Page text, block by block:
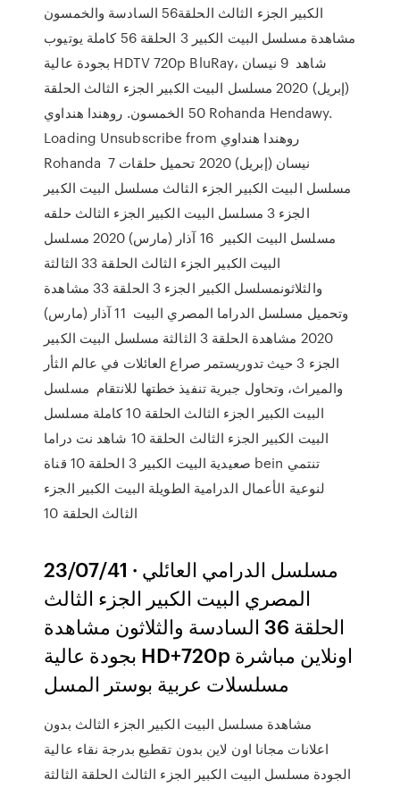
الكبير الجزء الثالث الحلقة56 السادسة والخمسون
مشاهدة مسلسل البيت الكبير 3 الحلقة 56 كاملة يوتيوب
بجودة عالية HDTV 720p BluRay، شاهد 9 نيسان
(إبريل) 2020 مسلسل البيت الكبير الجزء الثالث الحلقة
50 الخمسون. روهندا هنداوي Rohanda Hendawy.
Loading Unsubscribe from روهندا هنداوي
Rohanda 7 نيسان (إبريل) 2020 تحميل حلقات
مسلسل البيت الكبير الجزء الثالث مسلسل البيت الكبير
الجزء 3 مسلسل البيت الكبير الجزء الثالث حلقه
مسلسل البيت الكبير 16 آذار (مارس) 2020 مسلسل
البيت الكبير الجزء الثالث الحلقة 33 الثالثة
والثلاثونمسلسل الكبير الجزء 3 الحلقة 33 مشاهدة
وتحميل مسلسل الدراما المصري البيت 11 آذار (مارس)
2020 مشاهدة الحلقة 3 الثالثة مسلسل البيت الكبير
الجزء 3 حيث تدوريستمر صراع العائلات في عالم الثأر
والميراث، وتحاول جبرية تنفيذ خطتها للانتقام مسلسل
البيت الكبير الجزء الثالث الحلقة 10 كاملة مسلسل
البيت الكبير الجزء الثالث الحلقة 10 شاهد نت دراما
صعيدية البيت الكبير 3 الحلقة 10 قناة bein تنتمي
لنوعية الأعمال الدرامية الطويلة البيت الكبير الجزء
الثالث الحلقة 10
23/07/41 · مسلسل الدرامي العائلي
المصري البيت الكبير الجزء الثالث
الحلقة 36 السادسة والثلاثون مشاهدة
بجودة عالية HD+720p اونلاين مباشرة
مسلسلات عربية بوستر المسل
مشاهدة مسلسل البيت الكبير الجزء الثالث بدون
اعلانات مجانا اون لاين بدون تقطيع بدرجة نقاء عالية
الجودة مسلسل البيت الكبير الجزء الثالث الحلقة الثالثة